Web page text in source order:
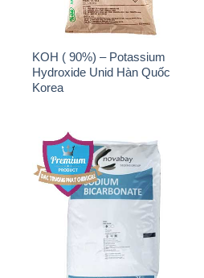
KOH ( 90%) – Potassium
Hydroxide Unid Hàn Quốc
Korea